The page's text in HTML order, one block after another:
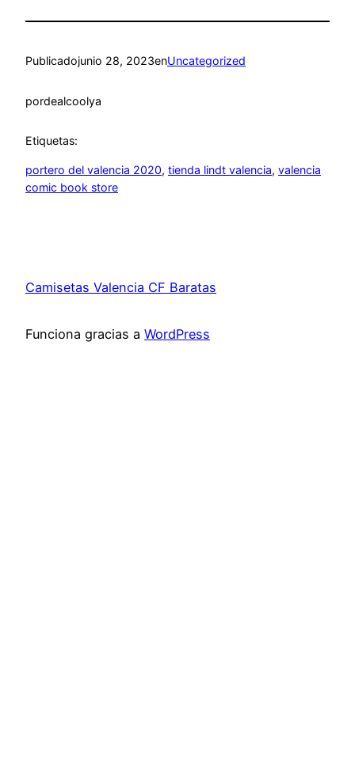
Publicadojunio 28, 2023enUncategorized
pordealcoolya
Etiquetas:
portero del valencia 2020, tienda lindt valencia, valencia
comic book store
Camisetas Valencia CF Baratas
Funciona gracias a WordPress